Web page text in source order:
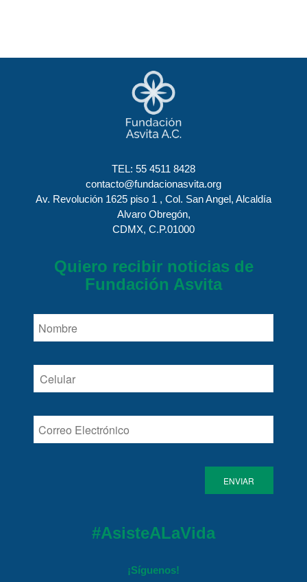
TEL: 55 4511 8428
contacto@fundacionasvita.org
Av. Revolución 1625 piso 1 , Col. San Angel, Alcaldía
Alvaro Obregón,
CDMX, C.P.01000
Quiero recibir noticias de
Fundación Asvita
#AsisteALaVida
¡Síguenos!